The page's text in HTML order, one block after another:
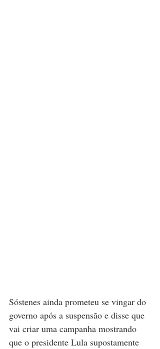
Sóstenes ainda prometeu se vingar do
governo após a suspensão e disse que
vai criar uma campanha mostrando
que o presidente Lula supostamente